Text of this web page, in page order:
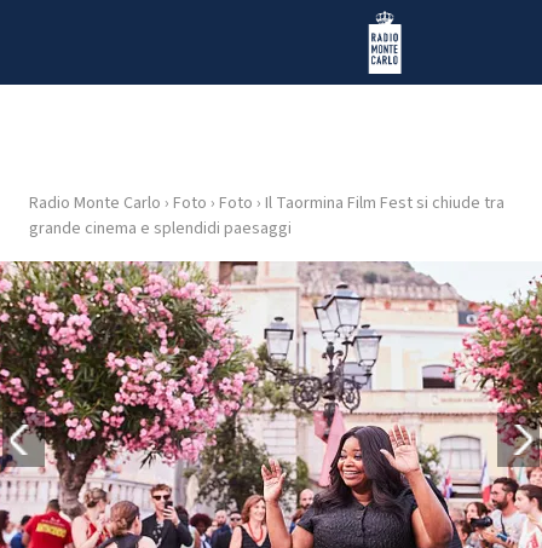
Radio Monte Carlo
HOME
RADIO
WEB
RADIO
PLAYLIST
NEWS
Radio Monte Carlo › Foto › Foto › Il Taormina Film Fest si chiude tra
grande cinema e splendidi paesaggi